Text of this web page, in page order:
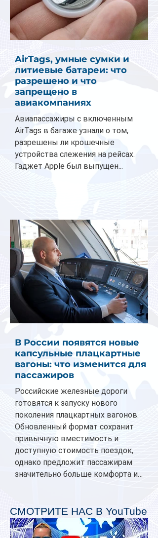
AirTags, умные сумки и
литиевые батареи: что
разрешено и что
запрещено в
авиакомпаниях
Авиапассажиры с включенным
AirTags в багаже узнали о том,
разрешены ли крошечные
устройства слежения на рейсах.
Гаджет Apple был выпущен...
В России появятся новые
капсульные плацкартные
вагоны: что изменится для
пассажиров
Российские железные дороги
готовятся к запуску нового
поколения плацкартных вагонов.
Обновленный формат сохранит
привычную вместимость и
доступную стоимость поездок,
однако предложит пассажирам
значительно больше комфорта и
планируется начать в 2027 году.
Одним из главных нововведений
станут индивидуальные шторки у
СМОТРИТЕ НАС В YouTube